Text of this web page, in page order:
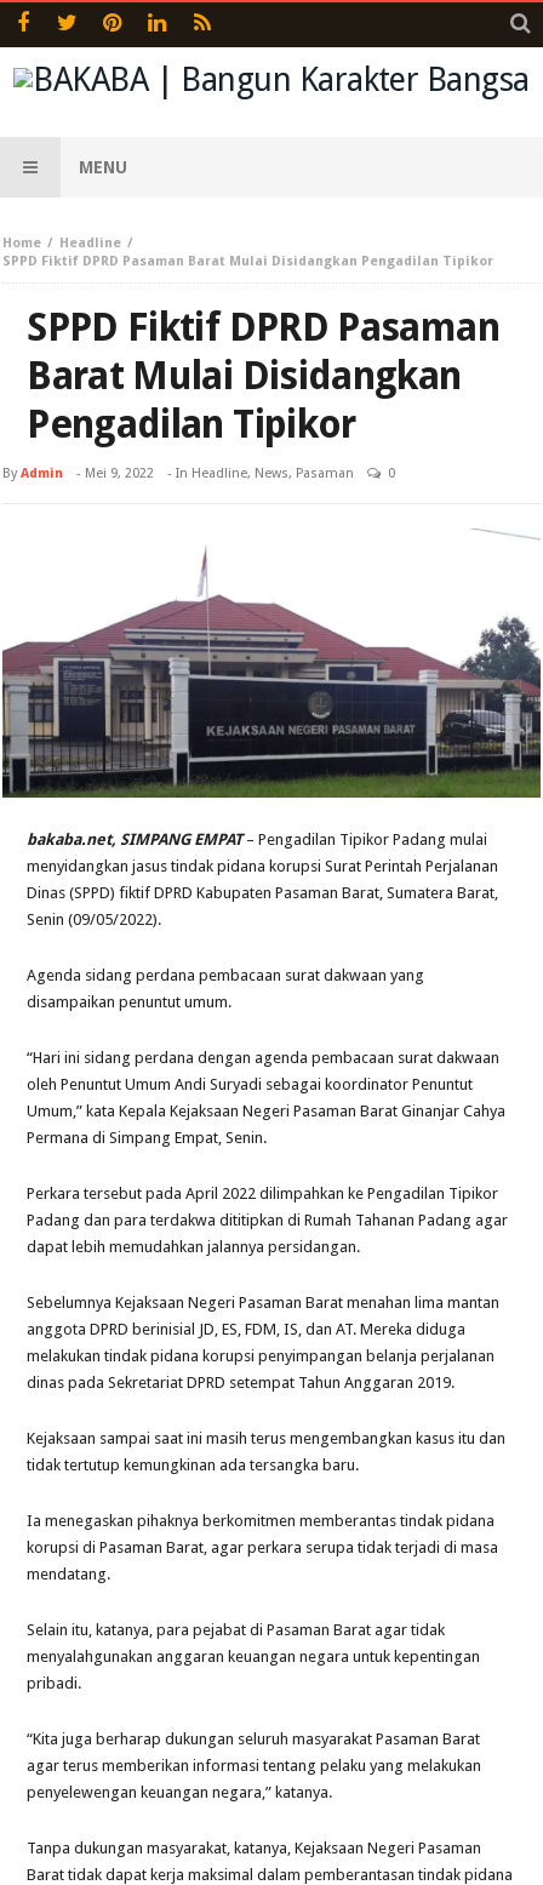
MENU
Home
Headline
SPPD Fiktif DPRD Pasaman Barat Mulai Disidangkan Pengadilan Tipikor
SPPD Fiktif DPRD Pasaman
Barat Mulai Disidangkan
Pengadilan Tipikor
ByAdmin - Mei 9, 2022 - In Headline, News, Pasaman 0
bakaba.net, SIMPANG EMPAT– Pengadilan Tipikor Padang mulai
menyidangkan jasus tindak pidana korupsi Surat Perintah Perjalanan
Dinas (SPPD) fiktif DPRD Kabupaten Pasaman Barat, Sumatera Barat,
Senin (09/05/2022).
Agenda sidang perdana pembacaan surat dakwaan yang
disampaikan penuntut umum.
“Hari ini sidang perdana dengan agenda pembacaan surat dakwaan
oleh Penuntut Umum Andi Suryadi sebagai koordinator Penuntut
Umum,” kata Kepala Kejaksaan Negeri Pasaman Barat Ginanjar Cahya
Permana di Simpang Empat, Senin.
Perkara tersebut pada April 2022 dilimpahkan ke Pengadilan Tipikor
Padang dan para terdakwa dititipkan di Rumah Tahanan Padang agar
dapat lebih memudahkan jalannya persidangan.
Sebelumnya Kejaksaan Negeri Pasaman Barat menahan lima mantan
anggota DPRD berinisial JD, ES, FDM, IS, dan AT. Mereka diduga
melakukan tindak pidana korupsi penyimpangan belanja perjalanan
dinas pada Sekretariat DPRD setempat Tahun Anggaran 2019.
Kejaksaan sampai saat ini masih terus mengembangkan kasus itu dan
tidak tertutup kemungkinan ada tersangka baru.
Ia menegaskan pihaknya berkomitmen memberantas tindak pidana
korupsi di Pasaman Barat, agar perkara serupa tidak terjadi di masa
mendatang.
Selain itu, katanya, para pejabat di Pasaman Barat agar tidak
menyalahgunakan anggaran keuangan negara untuk kepentingan
pribadi.
“Kita juga berharap dukungan seluruh masyarakat Pasaman Barat
agar terus memberikan informasi tentang pelaku yang melakukan
penyelewengan keuangan negara,” katanya.
Tanpa dukungan masyarakat, katanya, Kejaksaan Negeri Pasaman
Barat tidak dapat kerja maksimal dalam pemberantasan tindak pidana